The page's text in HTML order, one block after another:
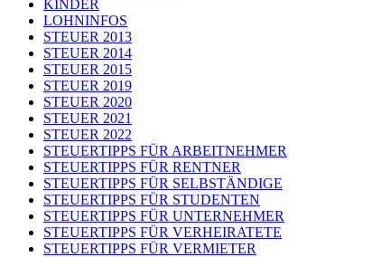
KINDER
LOHNINFOS
STEUER 2013
STEUER 2014
STEUER 2015
STEUER 2019
STEUER 2020
STEUER 2021
STEUER 2022
STEUERTIPPS FÜR ARBEITNEHMER
STEUERTIPPS FÜR RENTNER
STEUERTIPPS FÜR SELBSTÄNDIGE
STEUERTIPPS FÜR STUDENTEN
STEUERTIPPS FÜR UNTERNEHMER
STEUERTIPPS FÜR VERHEIRATETE
STEUERTIPPS FÜR VERMIETER